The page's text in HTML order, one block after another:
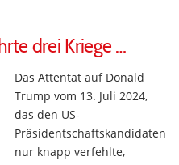
drei Kriege …
Das Attentat auf Donald
Trump vom 13. Juli 2024,
das den US-
Präsidentschaftskandidaten
nur knapp verfehlte,